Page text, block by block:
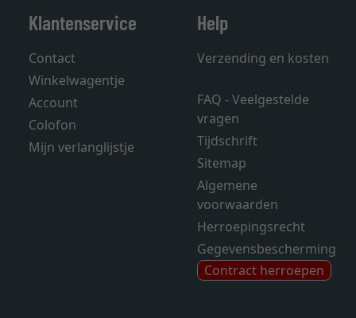
Klantenservice
Contact
Winkelwagentje
Account
Colofon
Mijn verlanglijstje
Help
Verzending en kosten
FAQ - Veelgestelde
vragen
Tijdschrift
Sitemap
Algemene
voorwaarden
Herroepingsrecht
Gegevensbescherming
Contract herroepen